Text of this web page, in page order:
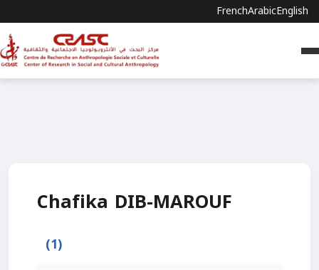
FrenchArabicEnglish
Chafika DIB-MAROUF
(1)